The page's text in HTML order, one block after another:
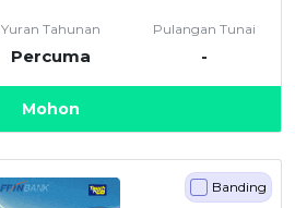
Yuran Tahunan
Percuma
Pulangan Tunai
-
Mohon
Banding